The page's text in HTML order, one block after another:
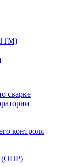
сварке
контроля
(ОПР)